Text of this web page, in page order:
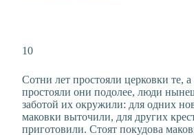
10
Сотни лет простояли церковки те, а
простояли они подолее, люди
заботой их окружили: для одних
маковки выточили, для других
приготовили. Стоят покудова